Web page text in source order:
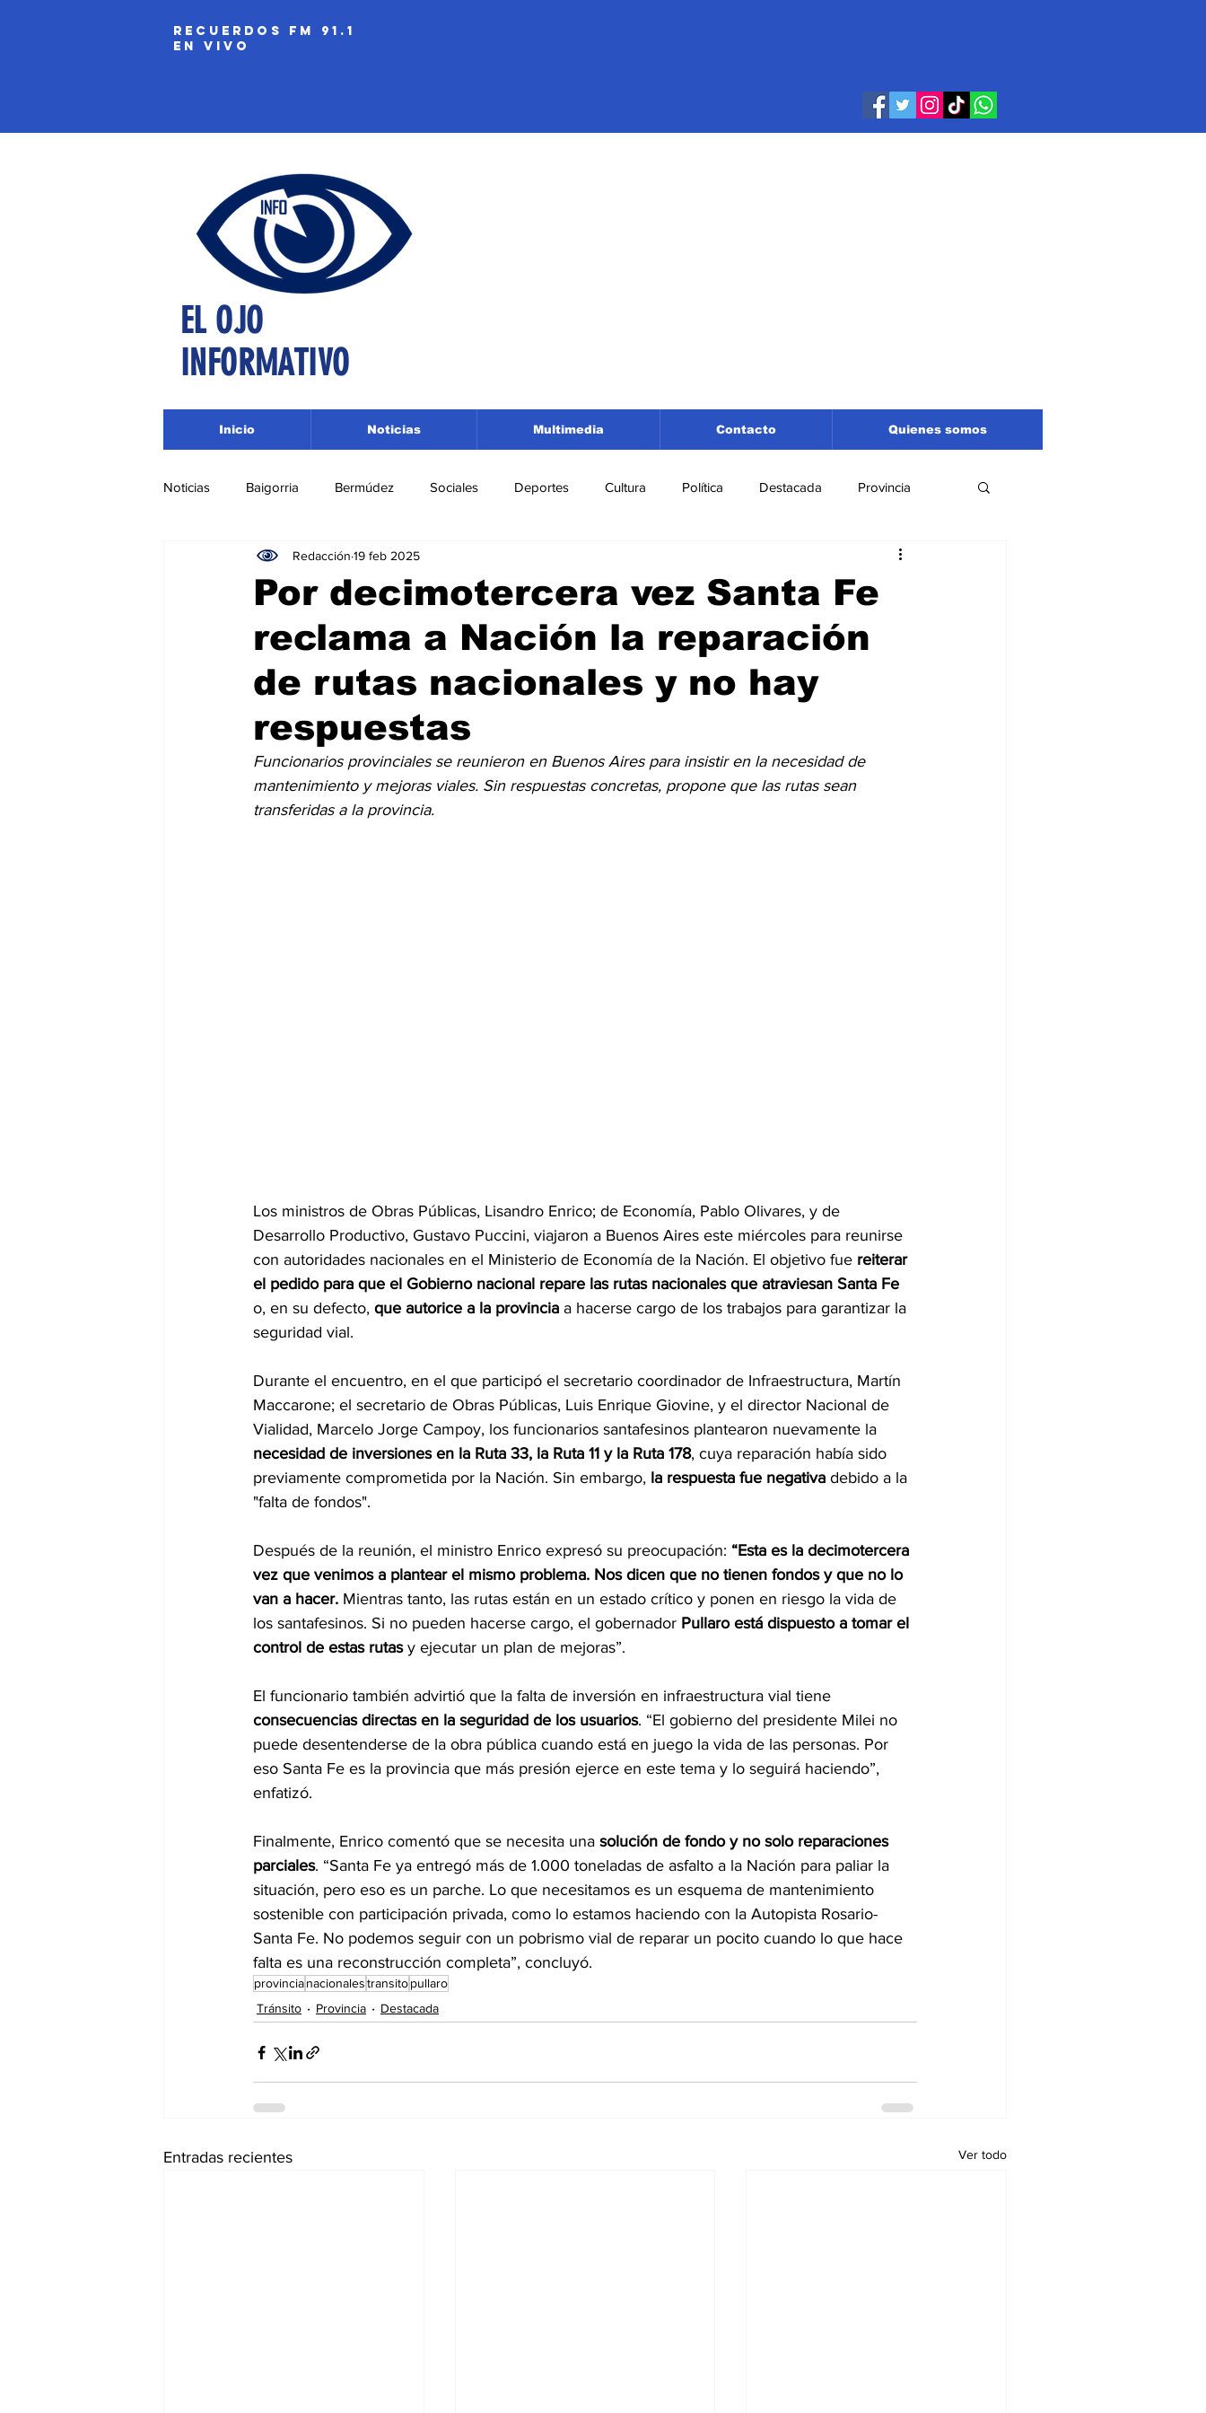
recuerdos fm 91.1
EN VIVO
EL OJO
INFORMATIVO
Inicio Noticias Multimedia Contacto Quienes somos
Noticias Baigorria Bermúdez Sociales Deportes Cultura Política Destacada Provincia
Nacionales Beltrán San Lorenzo Santa Fe
Roldán Departamento San Lorenzo Pujato Turismo Economía Liga Sanlorencina
Firmat Espectáculos
Por decimotercera vez Santa Fe
reclama a Nación la reparación
de rutas nacionales y no hay
respuestas
Redacción 19 feb 2025
Funcionarios provinciales se reunieron en Buenos Aires para insistir en la necesidad de
mantenimiento y mejoras viales. Sin respuestas concretas, propone que las rutas sean
transferidas a la provincia.
Los ministros de Obras Públicas, Lisandro Enrico; de Economía, Pablo Olivares, y de
Desarrollo Productivo, Gustavo Puccini, viajaron a Buenos Aires este miércoles para reunirse
con autoridades nacionales en el Ministerio de Economía de la Nación. El objetivo fue reiterar
el pedido para que el Gobierno nacional repare las rutas nacionales que atraviesan Santa Fe
o, en su defecto, que autorice a la provincia a hacerse cargo de los trabajos para garantizar la
seguridad vial.
Durante el encuentro, en el que participó el secretario coordinador de Infraestructura, Martín
Maccarone; el secretario de Obras Públicas, Luis Enrique Giovine, y el director Nacional de
Vialidad, Marcelo Jorge Campoy, los funcionarios santafesinos plantearon nuevamente la
necesidad de inversiones en la Ruta 33, la Ruta 11 y la Ruta 178, cuya reparación había sido
previamente comprometida por la Nación. Sin embargo, la respuesta fue negativa debido a la
"falta de fondos".
Después de la reunión, el ministro Enrico expresó su preocupación: “Esta es la decimotercera
vez que venimos a plantear el mismo problema. Nos dicen que no tienen fondos y que no lo
van a hacer. Mientras tanto, las rutas están en un estado crítico y ponen en riesgo la vida de
los santafesinos. Si no pueden hacerse cargo, el gobernador Pullaro está dispuesto a tomar el
control de estas rutas y ejecutar un plan de mejoras”.
El funcionario también advirtió que la falta de inversión en infraestructura vial tiene
consecuencias directas en la seguridad de los usuarios. “El gobierno del presidente Milei no
puede desentenderse de la obra pública cuando está en juego la vida de las personas. Por
eso Santa Fe es la provincia que más presión ejerce en este tema y lo seguirá haciendo”,
enfatizó.
Finalmente, Enrico comentó que se necesita una solución de fondo y no solo reparaciones
parciales. “Santa Fe ya entregó más de 1.000 toneladas de asfalto a la Nación para paliar la
situación, pero eso es un parche. Lo que necesitamos es un esquema de mantenimiento
sostenible con participación privada, como lo estamos haciendo con la Autopista Rosario-
Santa Fe. No podemos seguir con un pobrismo vial de reparar un pocito cuando lo que hace
falta es una reconstrucción completa”, concluyó.
provincianacionalestransitopullaro
Tránsito
Provincia Destacada
Entradas recientes Ver todo